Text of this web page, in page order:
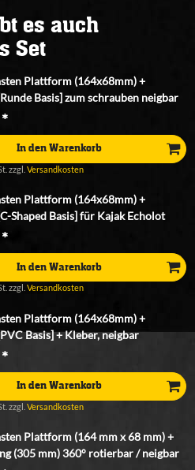
es auch
Set
Plattform (164x68mm) +
Basis] zum schrauben neigbar
In den Warenkorb
zzgl.Versandkosten
Plattform (164x68mm) +
Shaped Basis] für Kajak Echolot
In den Warenkorb
zzgl.Versandkosten
Plattform (164x68mm) +
Basis] + Kleber, neigbar
In den Warenkorb
zzgl.Versandkosten
Plattform (164 mm x 68 mm) +
(305 mm) 360° rotierbar / neigbar